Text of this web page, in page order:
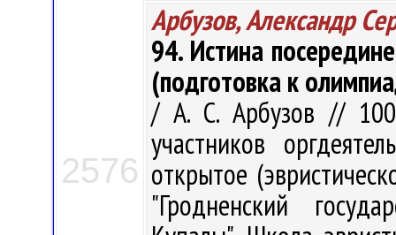
2576
Арбузов, Александр
94. Истина
(подготовка к
/ А. С. Арбузов // 100
участников
открытое
"Гродненский